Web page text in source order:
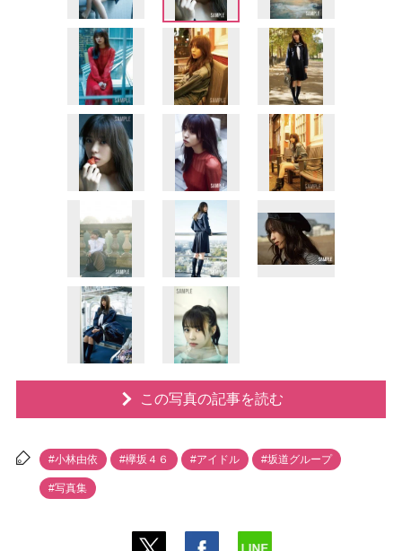
この写真の記事を読む
#小林由依 #欅坂４６ #アイドル #坂道グループ
#写真集